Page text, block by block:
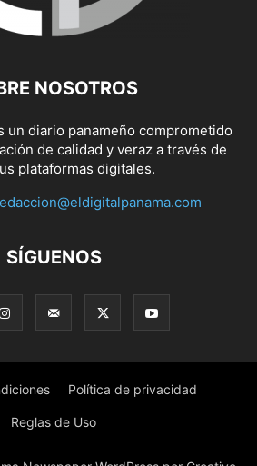
NOSOTROS
un diario panameño comprometido
de calidad y veraz a través de
plataformas digitales.
SÍGUENOS
Política de privacidad
Reglas de Uso